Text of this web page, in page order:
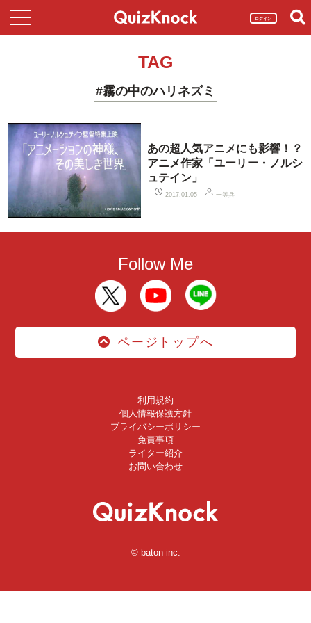
ログイン
TAG
#霧の中のハリネズミ
あの超人気アニメにも影響！？
アニメ作家「ユーリー・ノルシ
ュテイン」
2017.01.05 一等兵
Follow Me
ページトップへ
利用規約
個人情報保護方針
プライバシーポリシー
免責事項
ライター紹介
お問い合わせ
© baton inc.